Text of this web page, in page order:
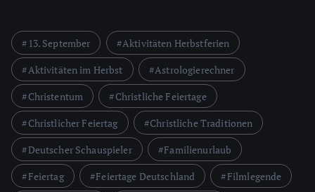
13. September
Aktivitäten Herbstferien
Aktivitäten im Herbst
Astrologierechner
Christentum
Christliche Feiertage
Christlicher Feiertag
Christliche Traditionen
Deutscher Schauspieler
Familienurlaub
Feiertag
Feiertage Deutschland
Filmlegende